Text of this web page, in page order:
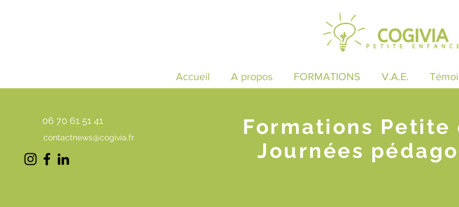
Accueil A propos FORMATIONS V.A.E.
06 70 61 51 41
contactnews@cogivia.fr
Formations Petite
Journées